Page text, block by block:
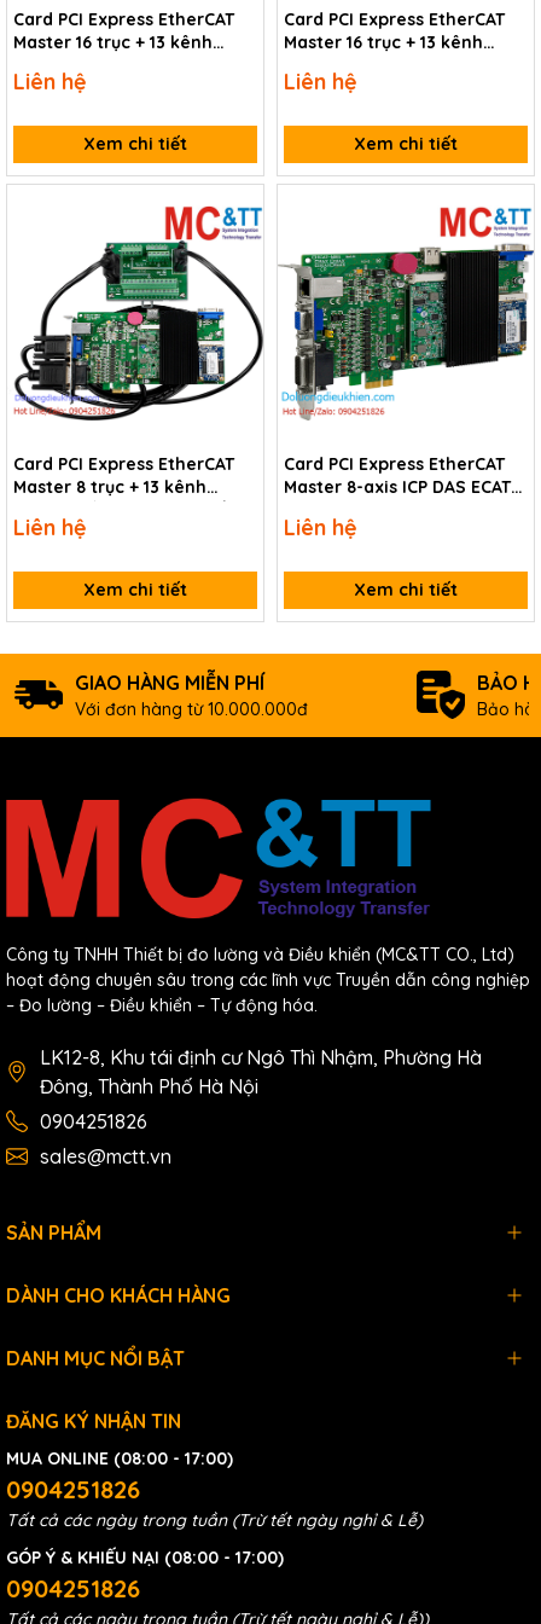
Card PCI Express EtherCAT
Master 16 trục + 13 kênh
vào Encoder ICP DAS ECAT-
Liên hệ
Xem chi tiết
Card PCI Express EtherCAT
Master 16 trục + 13 kênh
vào Encoder ICP DAS ECAT-
Liên hệ
Xem chi tiết
Card PCI Express EtherCAT
Master 8 trục + 13 kênh
vào Encoder ICP DAS ECAT-
Liên hệ
Xem chi tiết
Card PCI Express EtherCAT
Master 8-axis ICP DAS ECAT-
Liên hệ
Xem chi tiết
GIAO HÀNG MIỄN PHÍ
Với đơn hàng từ 10.000.000đ
BẢO
Bảo
Công ty TNHH Thiết bị đo lường và Điều khiển (MC&TT CO., Ltd)
hoạt động chuyên sâu trong các lĩnh vực Truyền dẫn công nghiệp
– Đo lường – Điều khiển – Tự động hóa.
LK12-8, Khu tái định cư Ngô Thì Nhậm, Phường Hà
Đông, Thành Phố Hà Nội
0904251826
sales@mctt.vn
SẢN PHẨM
DÀNH CHO KHÁCH HÀNG
DANH MỤC NỔI BẬT
ĐĂNG KÝ NHẬN TIN
MUA ONLINE (08:00 - 17:00)
0904251826
Tất cả các ngày trong tuần (Trừ tết ngày nghỉ & Lễ)
GÓP Ý & KHIẾU NẠI (08:00 - 17:00)
0904251826
Tất cả các ngày trong tuần (Trừ tết ngày nghỉ & Lễ))